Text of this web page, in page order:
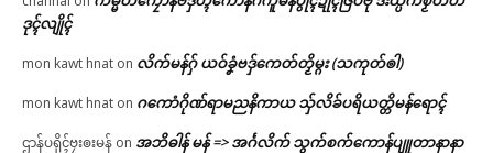
ဒုၚ်လျိုၚ်
mon kawt hnat on လိက်မန်ဂှ် ယဝ်ခၞံဗဒှ်ကေတ်တၟိမ္ဂး (သကုတ်ၜါ)
mon kawt hnat on ဂကောံဂိုဏ်ရာမညနိကာယ သှ်လိခ်ပရိယတ္တိမန်ရောၚ်
ဌာန်ပရိုၚ်ဗၠးၜးမန် on အဘိဓါန် မန် => အၚ်္ဂလိက် သွက်စက်ကောန်ပျူတာနာနာ